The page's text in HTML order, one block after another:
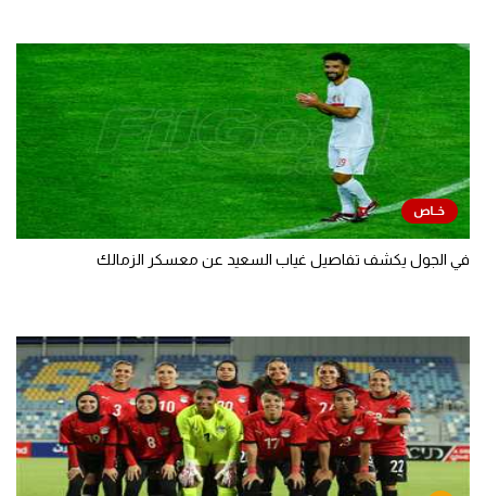
في الجول يكشف تفاصيل غياب السعيد عن معسكر الزمالك